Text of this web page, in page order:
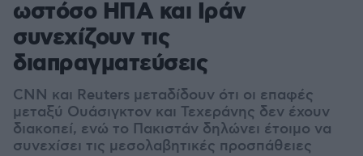
ωστόσο ΗΠΑ και Ιράν
συνεχίζουν τις
διαπραγματεύσεις
CNN και Reuters μεταδίδουν ότι οι επαφές
μεταξύ Ουάσιγκτον και Τεχεράνης δεν έχουν
διακοπεί, ενώ το Πακιστάν δηλώνει έτοιμο να
συνεχίσει τις μεσολαβητικές προσπάθειες